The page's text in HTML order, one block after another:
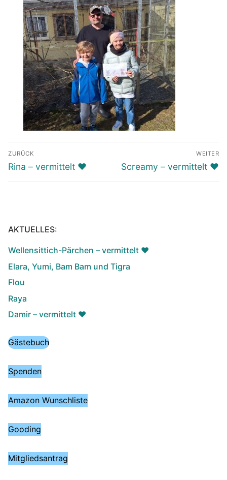
Beitragsnavigation
ZURÜCK
Vorheriger
Rina – vermittelt ♥️
WEITER
Nächster
Screamy – vermittelt ♥️
AKTUELLES:
Wellensittich-Pärchen – vermittelt ♥️
Elara, Yumi, Bam Bam und Tigra
Flou
Raya
Damir – vermittelt ♥️
Gästebuch
Spenden
Amazon Wunschliste
Gooding
Mitgliedsantrag